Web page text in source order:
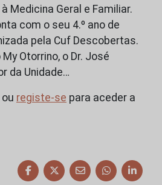
Medicina Geral e Familiar.
com o seu 4.º ano de
pela Cuf Descobertas.
Otorrino, o Dr. José
da Unidade…
ou registe-se para aceder a